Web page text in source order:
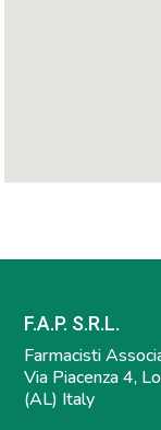
F.A.P. S.R.L.
Farmacisti
Via Piacenza 4,
(AL) Italy